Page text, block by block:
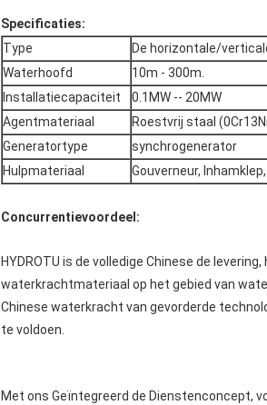
Specificaties:
Type
De horizontale/
Waterhoofd
10m - 300m.
Installatiecapaciteit
0.1MW -- 20MW
Agentmateriaal
Roestvrij staal
Generatortype
synchrogenerator
Hulpmateriaal
Gouverneur,
Concurrentievoordeel:
HYDROTU is de volledige Chinese de
waterkrachtmateriaal op het gebied van
Chinese waterkracht van gevorderde
te voldoen.
Met ons Geïntegreerd de Dienstenconcept,